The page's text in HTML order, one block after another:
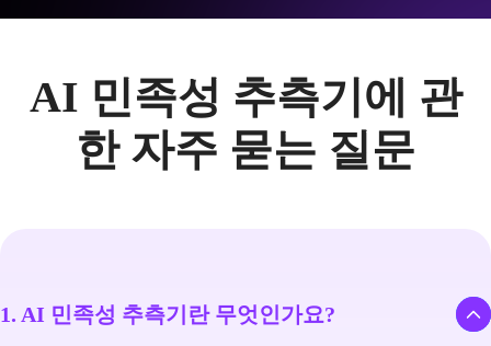
AI 민족성 추측기에 관
한 자주 묻는 질문
1. AI 민족성 추측기란 무엇인가요?